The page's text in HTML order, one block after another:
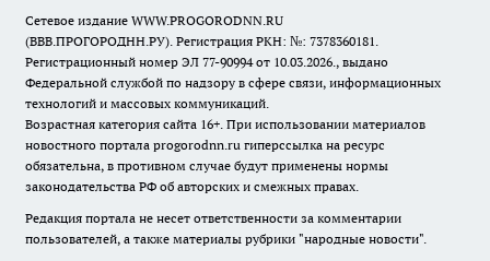
Сетевое издание WWW.PROGORODNN.RU
(ВВВ.ПРОГОРОДНН.РУ). Регистрация РКН: №: 7378360181.
Регистрационный номер ЭЛ 77-90994 от 10.03.2026., выдано
Федеральной службой по надзору в сфере связи, информационных
технологий и массовых коммуникаций.
Возрастная категория сайта 16+. При использовании материалов
новостного портала progorodnn.ru гиперссылка на ресурс
обязательна, в противном случае будут применены нормы
законодательства РФ об авторских и смежных правах.
Редакция портала не несет ответственности за комментарии
пользователей, а также материалы рубрики "народные новости".